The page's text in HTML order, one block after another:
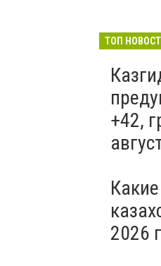
ТОП
+42,
2026